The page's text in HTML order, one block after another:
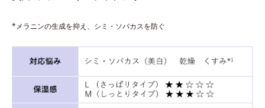
*メラニンの生成を抑え、シミ・ソバカスを防ぐ